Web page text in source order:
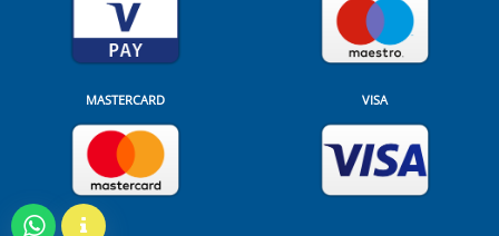
MASTERCARD VISA